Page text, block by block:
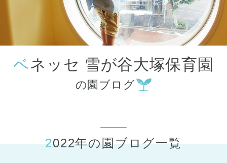
都道府県
から探す
ベネッセ 雪が谷大塚保育園
の園ブログ
2022年の園ブログ一覧